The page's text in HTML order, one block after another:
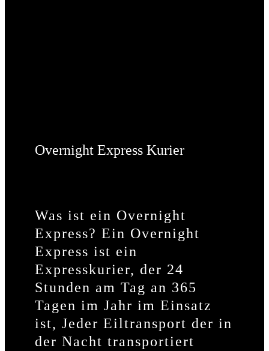
Overnight Express Kurier
Was ist ein Overnight
Express? Ein Overnight
Express ist ein
Expresskurier, der 24
Stunden am Tag an 365
Tagen im Jahr im Einsatz
ist, Jeder Eiltransport der in
der Nacht transportiert